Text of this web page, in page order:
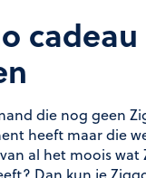
cadeau
die nog geen
heeft maar die
al het moois wat